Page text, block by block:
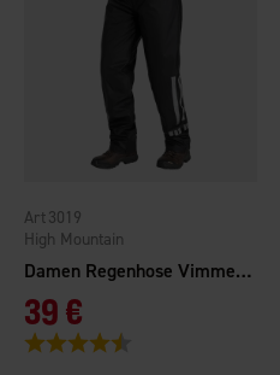
Damen Regenhose Vimmerby Gefüttert
High Mountain
3019
39 €
Bewertung: